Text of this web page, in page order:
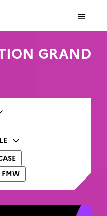
GRAND
FMW